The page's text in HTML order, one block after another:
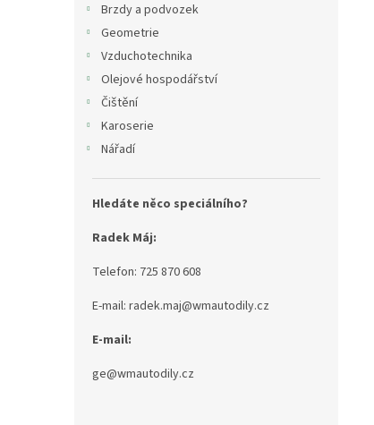
Brzdy a podvozek
Geometrie
Vzduchotechnika
Olejové hospodářství
Čištění
Karoserie
Nářadí
Hledáte něco speciálního?
Radek Máj:
Telefon: 725 870 608
E-mail: radek.maj@wmautodily.cz
E-mail:
ge@wmautodily.cz